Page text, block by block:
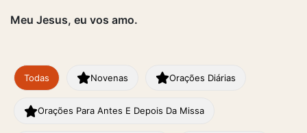
Meu Jesus, eu vos amo.
Todas Novenas Orações Diárias
Orações Para Antes E Depois Da Missa